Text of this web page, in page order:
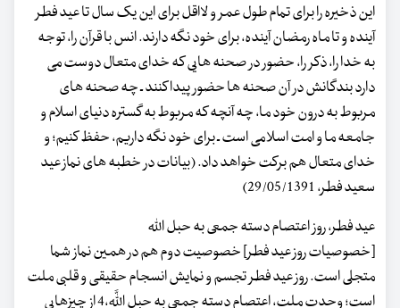
این ذخیره را برای تمام طول عمر و لااقل برای این یک سال تا عید فطر
آینده و تا ماه رمضان آینده، برای خود نگه دارند. انس با قرآن را، توجه
به خدا را، ذکر را، حضور در صحنه هایی که خدای متعال دوست می
دارد بندگانش در آن صحنه ها حضور پیدا کنند ـ چه صحنه های
مربوط به درون خود ما، چه آنچه که مربوط به گستره دنیای اسلام و
جامعه ما و امت اسلامی است ـ برای خود نگه داریم، حفظ کنیم؛ و
خدای متعال هم برکت خواهد داد. (بیانات در خطبه های نماز عید
سعید فطر، 29/05/1391)
عید فطر، روز اعتصام دسته جمعی به حبل الله
[خصوصیات روز عید فطر] خصوصیت دوم هم در همین نماز شما
متجلی است. روز عید فطر تجسم و نمایش انسجام حقیقی و قلبی ملت
است؛ وحدت ملت، اعتصام دسته جمعی به حبل اللَّه،4 از چیزهایی